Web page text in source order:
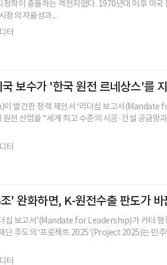
학이 충돌하는 격전지였다. 1970년대 이후 미국
장의 자율성과...
터
보수가 '한국 원전 르네상스'를
발간한 정책 제안서 ‘리더십 보고서(Mandate
전 산업을 “세계 최고 수준의 시공·건설 공급망
터
' 완화하면, K-원전수출 판도가 바
십 보고서’(Mandate for Leadership)가 카터 행
주도의 ‘프로젝트 2025′(Project 2025)는 민주
터